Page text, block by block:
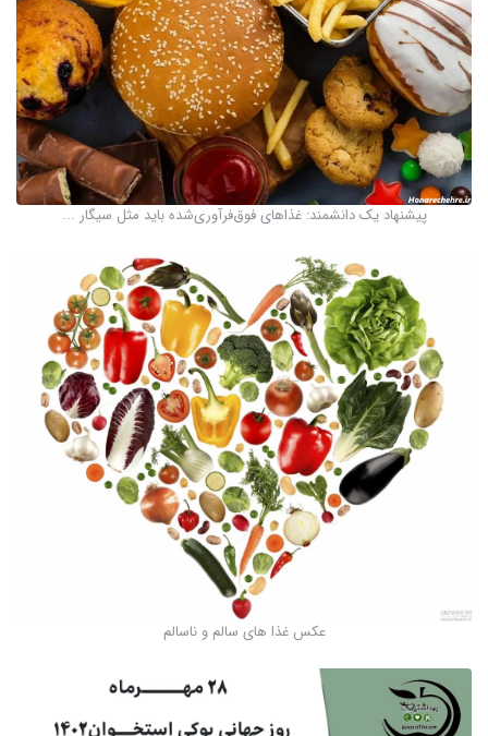
پیشنهاد یک دانشمند: غذاهای فوق‌فرآوری‌شده باید مثل سیگار ...
عکس غذا های سالم و ناسالم